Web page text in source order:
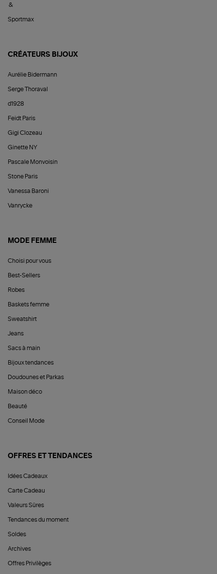
&
Sportmax
CRÉATEURS BIJOUX
Aurélie Bidermann
Serge Thoraval
d1928
Feidt Paris
Gigi Clozeau
Ginette NY
Pascale Monvoisin
Stone Paris
Vanessa Baroni
Vanrycke
MODE FEMME
Choisi pour vous
Best-Sellers
Robes
Baskets femme
Sweatshirt
Jeans
Sacs à main
Bijoux tendances
Doudounes et Parkas
Maison déco
Beauté
Conseil Mode
OFFRES ET TENDANCES
Idées Cadeaux
Carte Cadeau
Valeurs Sûres
Tendances du moment
Soldes
Archives
Offres Privilèges